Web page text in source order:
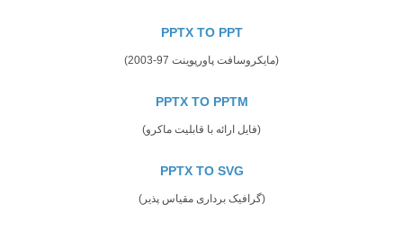
PPTX TO PPT
(مایکروسافت پاورپوینت 97-2003)
PPTX TO PPTM
(فایل ارائه با قابلیت ماکرو)
PPTX TO SVG
(گرافیک برداری مقیاس پذیر)